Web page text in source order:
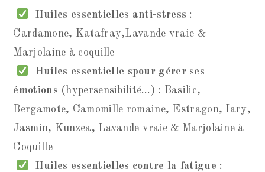
Huiles essentielles anti-stress :
Cardamone, Katafray,Lavande vraie &
Marjolaine à coquille
Huiles essentielle spour gérer ses
émotions (hypersensibilité…) : Basilic,
Bergamote, Camomille romaine, Estragon, Iary,
Jasmin, Kunzea, Lavande vraie & Marjolaine à
Coquille
Huiles essentielles contre la fatigue :